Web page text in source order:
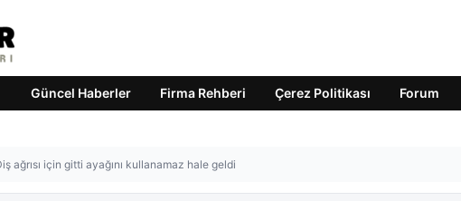
Güncel Haberler Firma Rehberi Çerez Politikası Forum
ağrısı için gitti ayağını kullanamaz hale geldi